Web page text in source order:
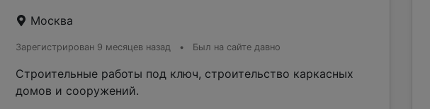
Москва
Зарегистрирован 9 месяцев назад • Был на сайте давно
Строительные работы под ключ, строительство каркасных
домов и сооружений.